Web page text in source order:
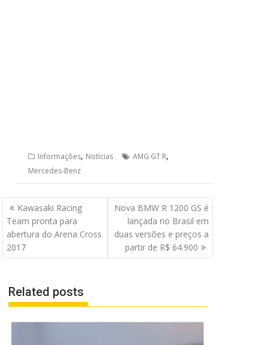
Informações, Notícias AMG GT R,
Mercedes-Benz
Navegação
de
Post
Kawasaki Racing
Team pronta para
abertura do Arena Cross
2017
Nova BMW R 1200 GS é
lançada no Brasil em
duas versões e preços a
partir de R$ 64.900
Related posts